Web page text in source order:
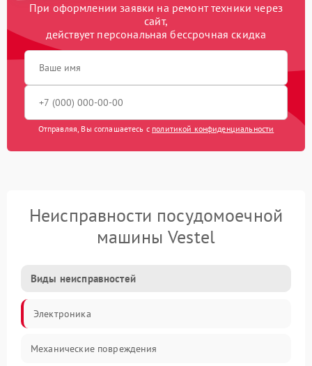
При оформлении заявки на ремонт техники через
сайт,
действует персональная бессрочная скидка
Отправляя, Вы соглашаетесь с политикой конфиденциальности
Неисправности посудомоечной
машины Vestel
Виды неисправностей
Электроника
Механические повреждения